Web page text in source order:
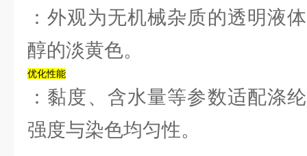
：外观为无机械杂质的透明液
醇的淡黄色。‌‌
‌优化性能‌
：黏度、含水量等参数适配涤
强度与染色均匀性。‌‌